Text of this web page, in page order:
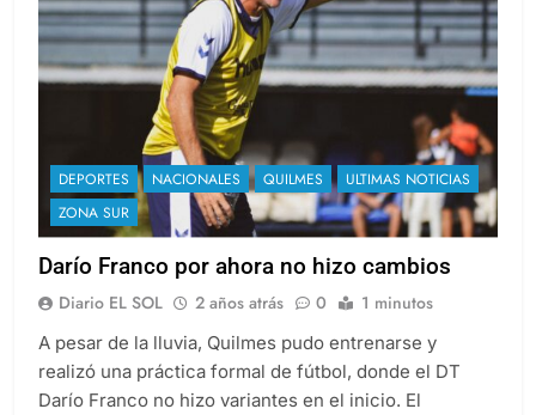
DEPORTES NACIONALES QUILMES
ULTIMAS NOTICIAS
ZONA SUR
Darío Franco por ahora no hizo cambios
Diario EL SOL 2 años atrás 0 1 minutos
A pesar de la lluvia, Quilmes pudo entrenarse y
realizó una práctica formal de fútbol, donde el DT
Darío Franco no hizo variantes en el inicio. El